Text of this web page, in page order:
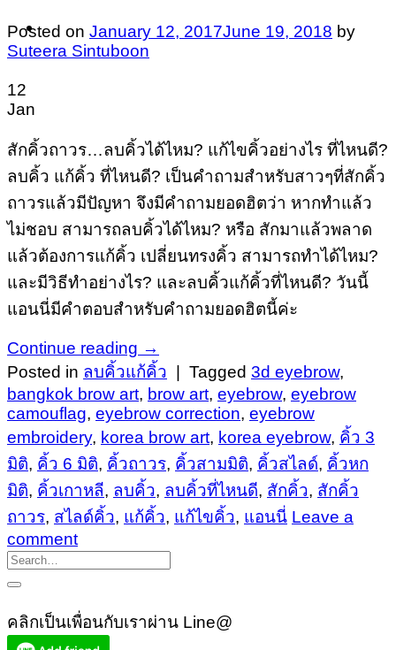
Posted on January 12, 2017June 19, 2018 by
Suteera Sintuboon
12
Jan
สักคิ้วถาวร…ลบคิ้วได้ไหม? แก้ไขคิ้วอย่างไร ที่ไหนดี?
ลบคิ้ว แก้คิ้ว ที่ไหนดี? เป็นคำถามสำหรับสาวๆที่สักคิ้ว
ถาวรแล้วมีปัญหา จึงมีคำถามยอดฮิตว่า หากทำแล้ว
ไม่ชอบ สามารถลบคิ้วได้ไหม? หรือ สักมาแล้วพลาด
แล้วต้องการแก้คิ้ว เปลี่ยนทรงคิ้ว สามารถทำได้ไหม?
และมีวิธีทำอย่างไร? และลบคิ้วแก้คิ้วที่ไหนดี? วันนี้
แอนนี่มีคำตอบสำหรับคำถามยอดฮิตนี้ค่ะ
Continue reading →
Posted in ลบคิ้วแก้คิ้ว Tagged 3d eyebrow,
bangkok brow art, brow art, eyebrow, eyebrow
camouflag, eyebrow correction, eyebrow
embroidery, korea brow art, korea eyebrow, คิ้ว 3
มิติ, คิ้ว 6 มิติ, คิ้วถาวร, คิ้วสามมิติ, คิ้วสไลด์, คิ้วหก
มิติ, คิ้วเกาหลี, ลบคิ้ว, ลบคิ้วที่ไหนดี, สักคิ้ว, สักคิ้ว
ถาวร, สไลด์คิ้ว, แก้คิ้ว, แก้ไขคิ้ว, แอนนี่ Leave a
comment
คลิกเป็นเพื่อนกับเราผ่าน Line@